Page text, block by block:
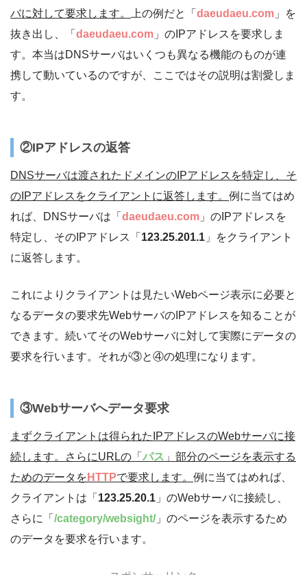
バに対して要求します。
上の例だと「 daeudaeu.com 」を
抜き出し、「 daeudaeu.com 」のIPアドレスを要求しま
す。本当はDNSサーバはいくつも異なる機能のものが連
携して動いているのですが、ここではその説明は割愛しま
す。
②IPアドレスの返答
DNSサーバは渡されたドメインのIPアドレスを特定し、そ
のIPアドレスをクライアントに返答します。 例に当てはめ
れば、DNSサーバは「 daeudaeu.com 」のIPアドレスを
特定し、そのIPアドレス「 123.25.201.1 」をクライアント
に返答します。
これによりクライアントは見たいWebページ表示に必要と
なるデータの要求先WebサーバのIPアドレスを知ることが
できます。続いてそのWebサーバに対して実際にデータの
要求を行います。それが③と④の処理になります。
③Webサーバへデータ要求
まずクライアントは得られたIPアドレスのWebサーバに接
続します。さらにURLの「 パス 」部分のページを表示する
ためのデータを HTTPで要求します。 例に当てはめれば、
クライアントは「 123.25.20.1 」のWebサーバに接続し、
さらに「 /category/websight/」のページを表示するため
のデータを要求を行います。